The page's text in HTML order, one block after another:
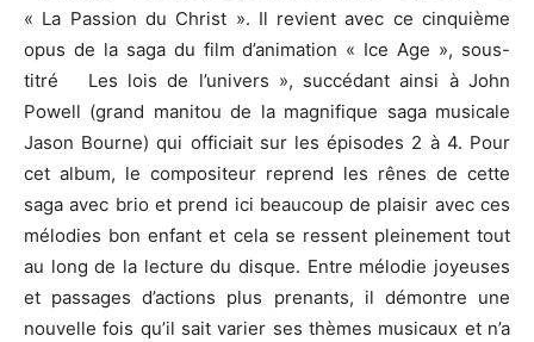
« La Passion du Christ ». Il revient avec ce cinquième
opus de la saga du film d’animation « Ice Age », sous-
titré Les lois de l’univers », succédant ainsi à John
Powell (grand manitou de la magnifique saga musicale
Jason Bourne) qui officiait sur les épisodes 2 à 4. Pour
cet album, le compositeur reprend les rênes de cette
saga avec brio et prend ici beaucoup de plaisir avec ces
mélodies bon enfant et cela se ressent pleinement tout
au long de la lecture du disque. Entre mélodie joyeuses
et passages d’actions plus prenants, il démontre une
nouvelle fois qu’il sait varier ses thèmes musicaux et n’a